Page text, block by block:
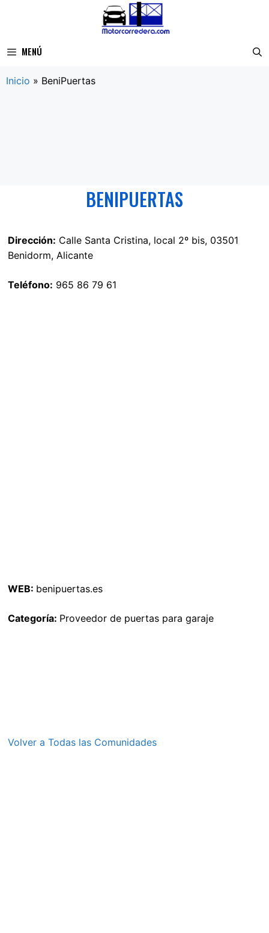
MENÚ
Inicio » BeniPuertas
BENIPUERTAS
Dirección: Calle Santa Cristina, local 2º bis, 03501
Benidorm, Alicante
Teléfono: 965 86 79 61
WEB: benipuertas.es
Categoría: Proveedor de puertas para garaje
Volver a Todas las Comunidades